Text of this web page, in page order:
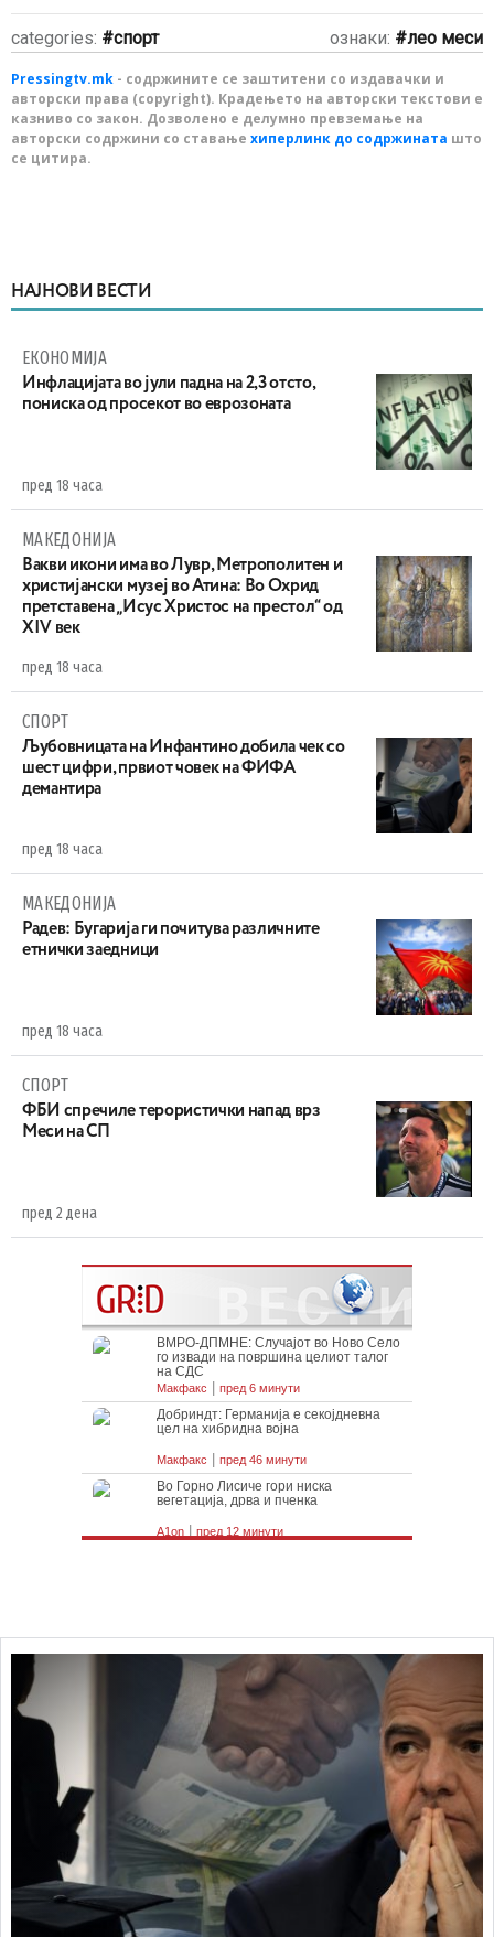
categories: спорт ознаки: лео меси
Pressingtv.mk - содржините се заштитени со издавачки и
авторски права (copyright). Крадењето на авторски текстови е
казниво со закон. Дозволено е делумно превземање на
авторски содржини со ставање хиперлинк до содржината што
се цитира.
НАЈНОВИ ВЕСТИ
ЕКОНОМИЈА
Инфлацијата во јули падна на 2,3 отсто,
пониска од просекот во еврозоната
пред 18 часа
МАКЕДОНИЈА
Вакви икони има во Лувр, Метрополитен и
христијански музеј во Атина: Во Охрид
претставена „Исус Христос на престол“ од
XIV век
пред 18 часа
СПОРТ
Љубовницата на Инфантино добила чек со
шест цифри, првиот човек на ФИФА
демантира
пред 18 часа
МАКЕДОНИЈА
Радев: Бугарија ги почитува различните
етнички заедници
пред 18 часа
СПОРТ
ФБИ спречиле терористички напад врз
Меси на СП
пред 2 дена